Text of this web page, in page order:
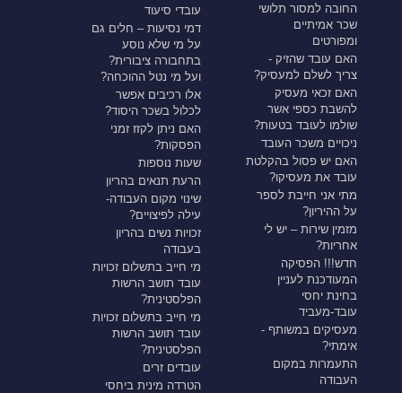
החובה למסור תלושי
שכר אמיתיים
ומפורטים
האם עובד שהזיק -
צריך לשלם למעסיק?
האם זכאי מעסיק
להשבת כספי אשר
שולמו לעובד בטעות?
ניכויים משכר העובד
האם יש פסול בהקלטת
עובד את מעסיקו?
מתי אני חייבת לספר
על ההיריון?
מזמין שירות – יש לי
אחריות?
חדש!!! הפסיקה
המעודכנת לעניין
בחינת יחסי
עובד-מעביד
מעסיקים במשותף -
אימתי?
התעמרות במקום
העבודה
עובדי סיעוד
דמי נסיעות – חלים גם
על מי שלא נוסע
בתחבורה ציבורית?
ועל מי נטל ההוכחה?
אלו רכיבים אפשר
לכלול בשכר היסוד?
האם ניתן לקזז זמני
הפסקות?
שעות נוספות
הרעת תנאים בהריון
שינוי מקום העבודה-
עילה לפיצויים?
זכויות נשים בהריון
בעבודה
מי חייב בתשלום זכויות
עובד תושב הרשות
הפלסטינית?
מי חייב בתשלום זכויות
עובד תושב הרשות
הפלסטינית?
עובדים זרים
הטרדה מינית ביחסי